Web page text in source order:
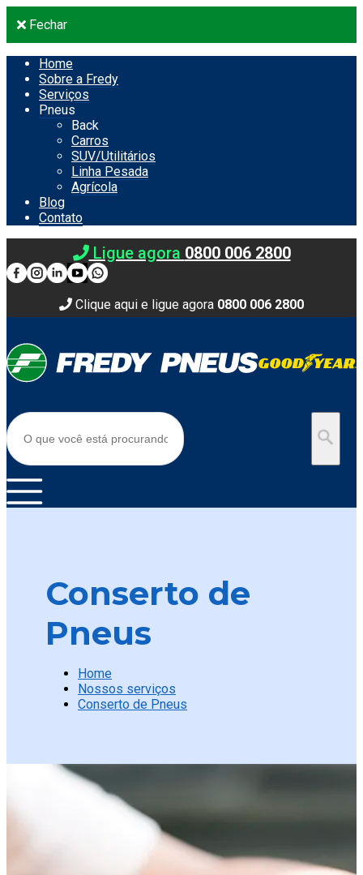
Fechar
Home
Sobre a Fredy
Serviços
Pneus
Back
Carros
SUV/Utilitários
Linha Pesada
Agrícola
Blog
Contato
Ligue agora 0800 006 2800
Clique aqui e ligue agora 0800 006 2800
Conserto de
Pneus
Home
Nossos serviços
Conserto de Pneus